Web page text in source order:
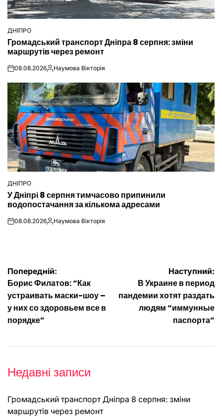
ОПУБЛІКУВАТИ
ДНІПРО
Громадський транспорт Дніпра 8 серпня: зміни
маршрутів через ремонт
on08.08.2026Опубліковано
Наумова Вікторія
ОПУБЛІКУВАТИ
У
ДНІПРО
У Дніпрі 8 серпня тимчасово припинили
водопостачання за кількома адресами
on08.08.2026Опубліковано
Наумова Вікторія
Навігація
записів
Попередній:
Борис Филатов: “Как
устраивать маски-шоу –
у них со здоровьем все в
порядке”
Наступний:
В Украине в период
пандемии хотят раздать
людям “иммунные
паспорта”
Недавні записи
Громадський транспорт Дніпра 8 серпня: зміни
маршрутів через ремонт